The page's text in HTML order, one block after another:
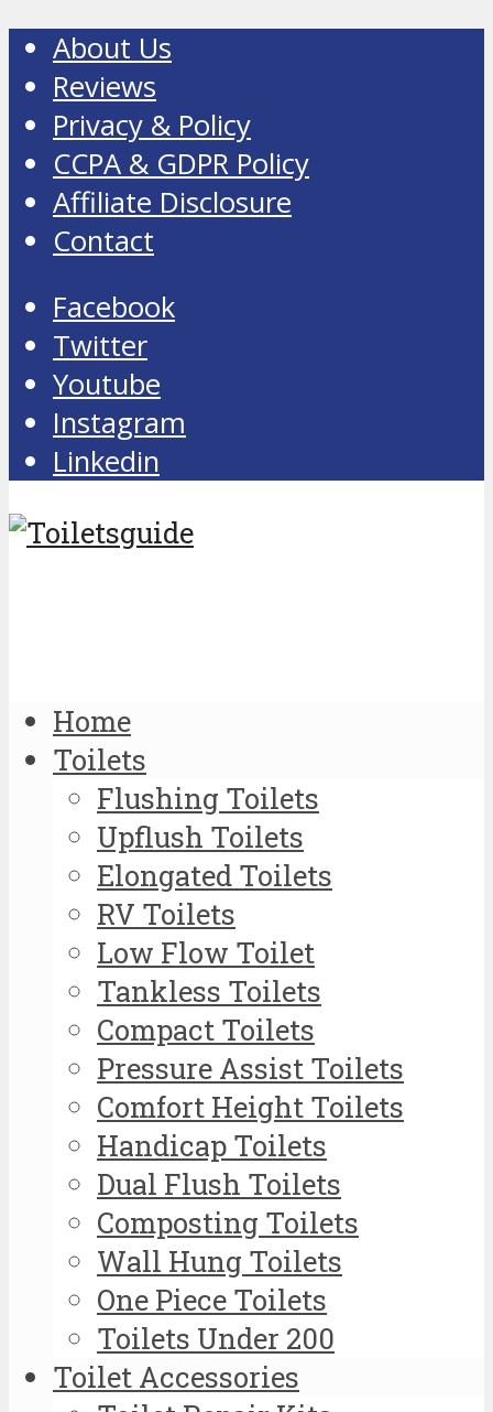
About Us
Reviews
Privacy & Policy
CCPA & GDPR Policy
Affiliate Disclosure
Contact
Facebook
Twitter
Youtube
Instagram
Linkedin
Home
Toilets
Flushing Toilets
Upflush Toilets
Elongated Toilets
RV Toilets
Low Flow Toilet
Tankless Toilets
Compact Toilets
Pressure Assist Toilets
Comfort Height Toilets
Handicap Toilets
Dual Flush Toilets
Composting Toilets
Wall Hung Toilets
One Piece Toilets
Toilets Under 200
Toilet Accessories